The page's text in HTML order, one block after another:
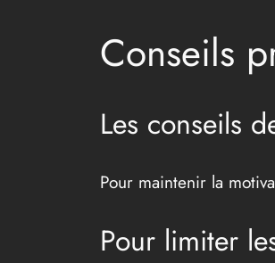
Conseils
Les conseils
Pour maintenir la
Pour limiter